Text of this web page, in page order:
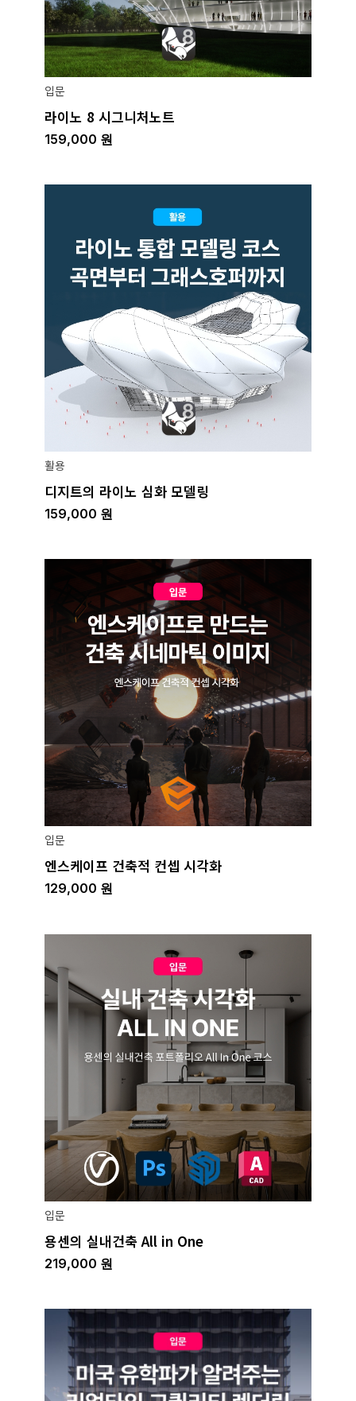
입문
라이노 8 시그니처노트
159,000 원
활용
디지트의 라이노 심화 모델링
159,000 원
입문
엔스케이프 건축적 컨셉 시각화
129,000 원
입문
용센의 실내건축 All in One
219,000 원